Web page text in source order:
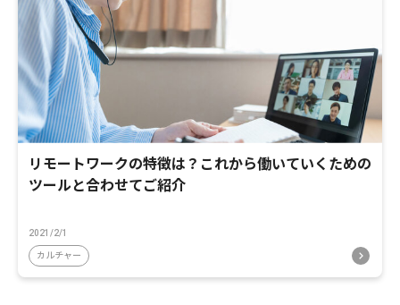
リモートワークの特徴は？これから働いていくための
ツールと合わせてご紹介
2021/2/1
カルチャー